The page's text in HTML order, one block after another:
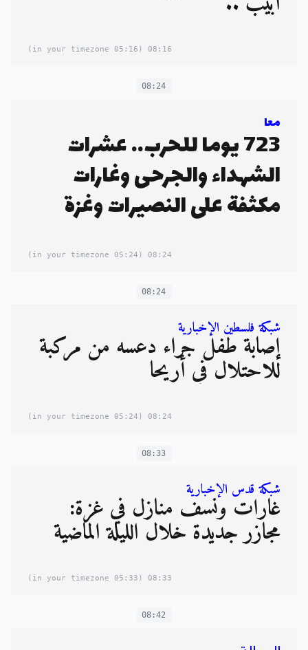
08:16
(05:16 in your timezone)
08:24
معا
723 يوما للحرب.. عشرات
الشهداء والجرحى وغارات
مكثفة على النصيرات وغزة
08:24
(05:24 in your timezone)
08:24
شبكة فلسطين الإخبارية
إصابة طفل جراء دعسه من مركبة
للاحتلال في أريحا
08:24
(05:24 in your timezone)
08:33
شبكة قدس الإخبارية
غارات ونسف منازل في غزة:
مجازر جديدة خلال الليلة الماضية
08:33
(05:33 in your timezone)
08:42